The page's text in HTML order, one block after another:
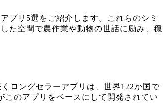
プリ5選をご紹介します。これらのシミ
た空間で農作業や動物の世話に励み、穏
ロングセラーアプリは、世界122か国で
のアプリをベースにして開発されてい